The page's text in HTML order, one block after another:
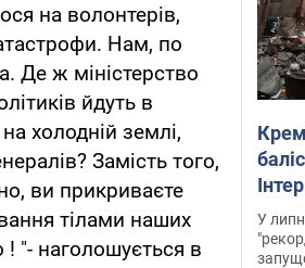
на волонтерів,
Нам, по
Де ж міністерство
йдуть в
холодній землі,
Замість того,
ви прикриваєте
тілами наших
! "- наголошується в
У